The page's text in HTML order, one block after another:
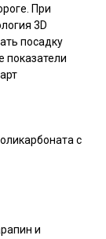
При
3D
посадку
с
и